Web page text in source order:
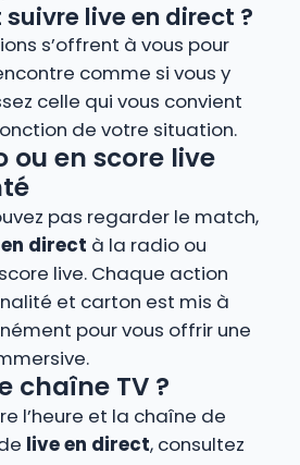
live en direct ?
s’offrent à vous pour
comme si vous y
celle qui vous convient
de votre situation.
ou en score live
pas regarder le match,
direct à la radio ou
live. Chaque action
et carton est mis à
pour vous offrir une
chaîne TV ?
l’heure et la chaîne de
live en direct, consultez